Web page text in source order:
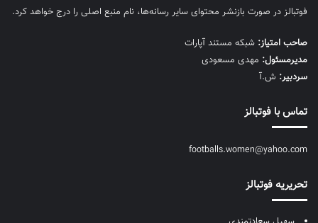
فوتبالز در صورت بازنشر محتوای سایر رسانه‌ها، نام منبع اصلی را درج خواهد کرد.
صاحب امتیاز: شبکه مستند آپارات
مديرمسئول: مهدی مسعودی
سردبیر: ش.آ
تماس با فوتبالز
footballs.women@yahoo.com
تحریریه فوتبالز